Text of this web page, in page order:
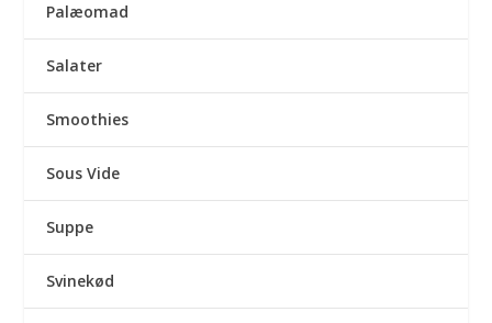
Palæomad
Salater
Smoothies
Sous Vide
Suppe
Svinekød